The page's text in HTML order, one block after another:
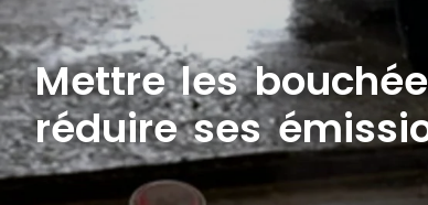
Mettre les
réduire ses